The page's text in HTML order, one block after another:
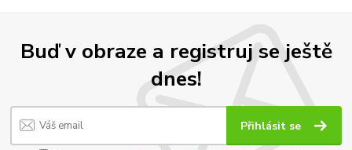
Buď v obraze a registruj se ještě
dnes!
Přihlásit se